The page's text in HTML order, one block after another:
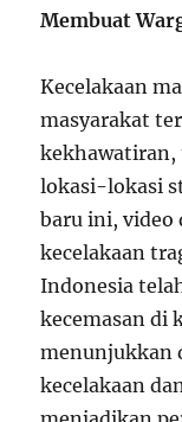
Membuat
Kecelakaan
masyarakat
kekhawatiran,
lokasi-lokasi
baru ini, video
kecelakaan
Indonesia
kecemasan di
menunjukkan
kecelakaan